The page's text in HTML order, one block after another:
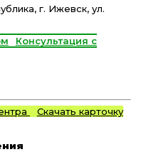
г. Ижевск, ул.
Консультация с
Скачать карточку